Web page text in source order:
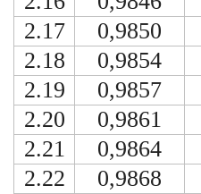
2.17
0,9850
2.18
0,9854
2.19
0,9857
2.20
0,9861
2.21
0,9864
2.22
0,9868